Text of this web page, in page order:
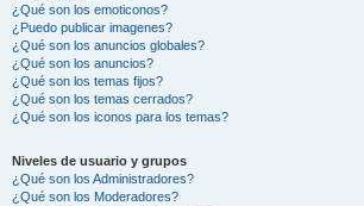
¿Qué son los emoticonos?
¿Puedo publicar imagenes?
¿Qué son los anuncios globales?
¿Qué son los anuncios?
¿Qué son los temas fijos?
¿Qué son los temas cerrados?
¿Qué son los iconos para los temas?
Niveles de usuario y grupos
¿Qué son los Administradores?
¿Qué son los Moderadores?